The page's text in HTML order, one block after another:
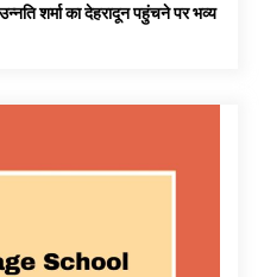
शर्मा का देहरादून पहुंचने पर भव्य